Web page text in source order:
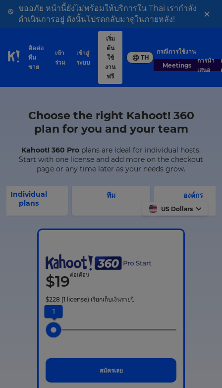
ขออภัย หน้านี้ยังไม่พร้อมให้บริการใน Thai เรากำลัง
ดำเนินการอยู่ ดังนั้นโปรดกลับมาดูในภายหลัง!
×
Skip to Page content
ติดต่อ
ทีม
ขาย
เข้า
ร่วม
เข้าสู่
ระบบ
เริ่ม
ต้น
ใช้
งาน
ฟรี
TH
กรณีการใช้งาน
Meetings
การนำ
เสนอ
ถ
Choose the right Kahoot! 360
plan for you and your team
Kahoot! 360 Pro plans are ideal for individual hosts.
Start with one license and add more on the checkout
page or any time later as your needs grow.
Individual
plans
ทีม องค์กร
US Dollars
$19ต่อเดือน
$228 (1 license) เรียกเก็บเงินรายปี
1
สมัครเลย